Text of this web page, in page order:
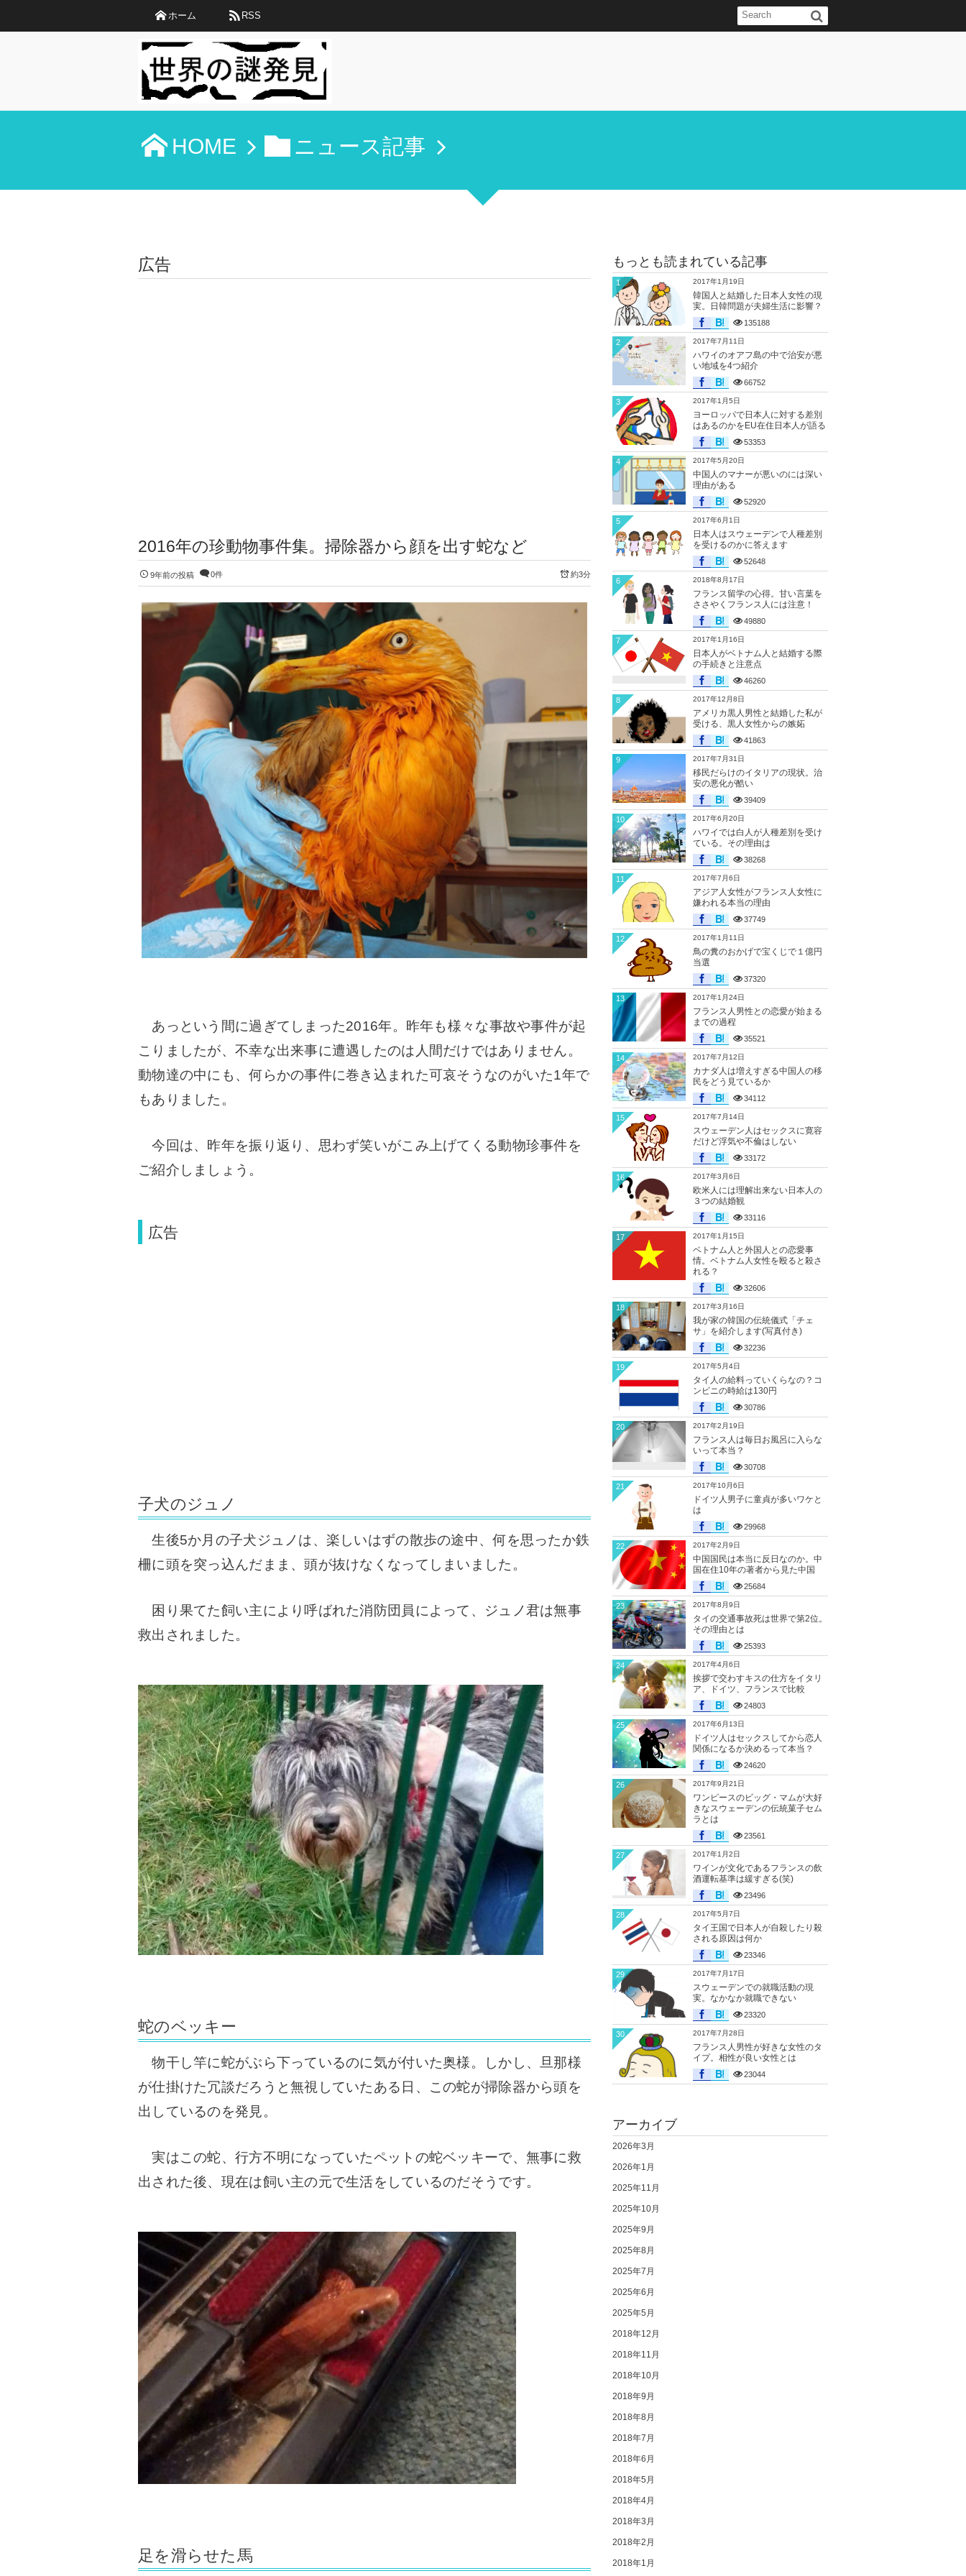
ホーム RSS
HOME ニュース記事
広告
2016年の珍動物事件集。掃除器から顔を出す蛇など
9年前の投稿 0件 約3分
あっという間に過ぎてしまった2016年。昨年も様々な事故や事件が起
こりましたが、不幸な出来事に遭遇したのは人間だけではありません。
動物達の中にも、何らかの事件に巻き込まれた可哀そうなのがいた1年で
もありました。
今回は、昨年を振り返り、思わず笑いがこみ上げてくる動物珍事件を
ご紹介しましょう。
広告
子犬のジュノ
生後5か月の子犬ジュノは、楽しいはずの散歩の途中、何を思ったか鉄
柵に頭を突っ込んだまま、頭が抜けなくなってしまいました。
困り果てた飼い主により呼ばれた消防団員によって、ジュノ君は無事
救出されました。
蛇のベッキー
物干し竿に蛇がぶら下っているのに気が付いた奥様。しかし、旦那様
が仕掛けた冗談だろうと無視していたある日、この蛇が掃除器から頭を
出しているのを発見。
実はこの蛇、行方不明になっていたペットの蛇ベッキーで、無事に救
出された後、現在は飼い主の元で生活をしているのだそうです。
足を滑らせた馬
もっとも読まれている記事
2017年1月19日
韓国人と結婚した日本人女性の現
実。日韓問題が夫婦生活に影響？
135188
1
2017年7月11日
ハワイのオアフ島の中で治安が悪
い地域を4つ紹介
66752
2
2017年1月5日
ヨーロッパで日本人に対する差別
はあるのかをEU在住日本人が語る
53353
3
2017年5月20日
中国人のマナーが悪いのには深い
理由がある
52920
4
2017年6月1日
日本人はスウェーデンで人種差別
を受けるのかに答えます
52648
5
2018年8月17日
フランス留学の心得。甘い言葉を
ささやくフランス人には注意！
49880
6
2017年1月16日
日本人がベトナム人と結婚する際
の手続きと注意点
46260
7
2017年12月8日
アメリカ黒人男性と結婚した私が
受ける、黒人女性からの嫉妬
41863
8
2017年7月31日
移民だらけのイタリアの現状。治
安の悪化が酷い
39409
9
2017年6月20日
ハワイでは白人が人種差別を受け
ている。その理由は
38268
10
2017年7月6日
アジア人女性がフランス人女性に
嫌われる本当の理由
37749
11
2017年1月11日
鳥の糞のおかげで宝くじで１億円
当選
37320
12
2017年1月24日
フランス人男性との恋愛が始まる
までの過程
35521
13
2017年7月12日
カナダ人は増えすぎる中国人の移
民をどう見ているか
34112
14
2017年7月14日
スウェーデン人はセックスに寛容
だけど浮気や不倫はしない
33172
15
2017年3月6日
欧米人には理解出来ない日本人の
３つの結婚観
33116
16
2017年1月15日
ベトナム人と外国人との恋愛事
情。ベトナム人女性を殴ると殺さ
れる？
32606
17
2017年3月16日
我が家の韓国の伝統儀式「チェ
サ」を紹介します(写真付き)
32236
18
2017年5月4日
タイ人の給料っていくらなの？コ
ンビニの時給は130円
30786
19
2017年2月19日
フランス人は毎日お風呂に入らな
いって本当？
30708
20
2017年10月6日
ドイツ人男子に童貞が多いワケと
は
29968
21
2017年2月9日
中国国民は本当に反日なのか。中
国在住10年の著者から見た中国
25684
22
2017年8月9日
タイの交通事故死は世界で第2位。
その理由とは
25393
23
2017年4月6日
挨拶で交わすキスの仕方をイタリ
ア、ドイツ、フランスで比較
24803
24
2017年6月13日
ドイツ人はセックスしてから恋人
関係になるか決めるって本当？
24620
25
2017年9月21日
ワンピースのビッグ・マムが大好
きなスウェーデンの伝統菓子セム
ラとは
23561
26
2017年1月2日
ワインが文化であるフランスの飲
酒運転基準は緩すぎる(笑)
23496
27
2017年5月7日
タイ王国で日本人が自殺したり殺
される原因は何か
23346
28
2017年7月17日
スウェーデンでの就職活動の現
実。なかなか就職できない
23320
29
2017年7月28日
フランス人男性が好きな女性のタ
イプ。相性が良い女性とは
23044
30
アーカイブ
2026年3月
2026年1月
2025年11月
2025年10月
2025年9月
2025年8月
2025年7月
2025年6月
2025年5月
2018年12月
2018年11月
2018年10月
2018年9月
2018年8月
2018年7月
2018年6月
2018年5月
2018年4月
2018年3月
2018年2月
2018年1月